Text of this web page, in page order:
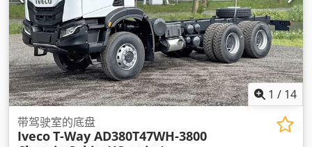
1 / 14
带驾驶室的底盘
IvecoT-Way AD380T47WH-3800